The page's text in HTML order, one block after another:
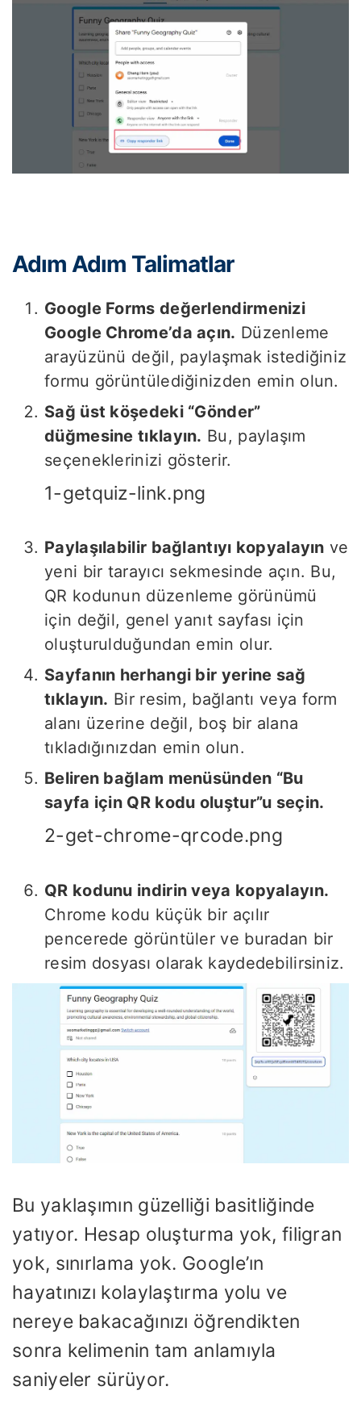
Adım Adım Talimatlar
Google Forms değerlendirmenizi
Google Chrome’da açın. Düzenleme
arayüzünü değil, paylaşmak istediğiniz
formu görüntülediğinizden emin olun.
Sağ üst köşedeki “Gönder”
düğmesine tıklayın. Bu, paylaşım
seçeneklerinizi gösterir.
1-getquiz-link.png
Paylaşılabilir bağlantıyı kopyalayın ve
yeni bir tarayıcı sekmesinde açın. Bu,
QR kodunun düzenleme görünümü
için değil, genel yanıt sayfası için
oluşturulduğundan emin olur.
Sayfanın herhangi bir yerine sağ
tıklayın. Bir resim, bağlantı veya form
alanı üzerine değil, boş bir alana
tıkladığınızdan emin olun.
Beliren bağlam menüsünden “Bu
sayfa için QR kodu oluştur”u seçin.
2-get-chrome-qrcode.png
QR kodunu indirin veya kopyalayın.
Chrome kodu küçük bir açılır
pencerede görüntüler ve buradan bir
resim dosyası olarak kaydedebilirsiniz.
Bu yaklaşımın güzelliği basitliğinde
yatıyor. Hesap oluşturma yok, filigran
yok, sınırlama yok. Google’ın
hayatınızı kolaylaştırma yolu ve
nereye bakacağınızı öğrendikten
sonra kelimenin tam anlamıyla
saniyeler sürüyor.